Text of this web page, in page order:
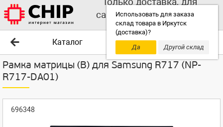
Использовать для заказа
склад товара в Иркутск
(доставка)?
Да
Другой склад
самовывоза выбирайте
другой склад!
Каталог
Рамка матрицы (B) для Samsung R717 (NP-
R717-DA01)
696348